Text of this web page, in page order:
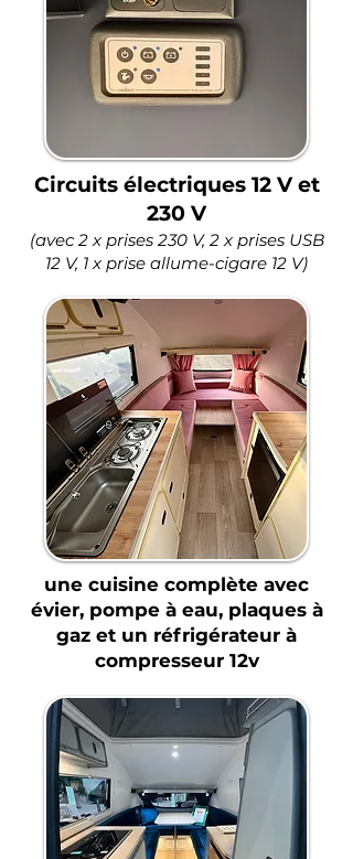
Circuits électriques 12 V et
230 V
(avec 2 x prises 230 V, 2 x prises USB
12 V, 1 x prise allume-cigare 12 V)
une cuisine complète avec
évier, pompe à eau, plaques à
gaz et un réfrigérateur à
compresseur 12v